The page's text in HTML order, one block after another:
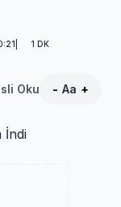
1 DK
Oku - Aa +